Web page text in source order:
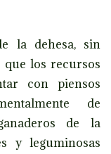
la dehesa, sin
que los recursos
con piensos
de
de la
y leguminosas